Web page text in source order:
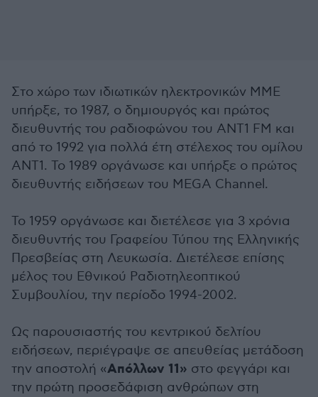
Στο χώρο των ιδιωτικών ηλεκτρονικών ΜΜΕ
υπήρξε, το 1987, ο δημιουργός και πρώτος
διευθυντής του ραδιοφώνου του ΑΝΤ1 FM και
από το 1992 για πολλά έτη στέλεχος του ομίλου
ΑΝΤ1. Το 1989 οργάνωσε και υπήρξε ο πρώτος
διευθυντής ειδήσεων του MEGA Channel.
Το 1959 οργάνωσε και διετέλεσε για 3 χρόνια
διευθυντής του Γραφείου Τύπου της Ελληνικής
Πρεσβείας στη Λευκωσία. Διετέλεσε επίσης
μέλος του Εθνικού Ραδιοτηλεοπτικού
Συμβουλίου, την περίοδο 1994-2002.
Ως παρουσιαστής του κεντρικού δελτίου
ειδήσεων, περιέγραψε σε απευθείας μετάδοση
την αποστολή «Απόλλων 11» στο φεγγάρι και
την πρώτη προσεδάφιση ανθρώπων στη